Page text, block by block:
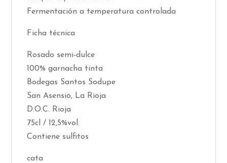
Fermentación a temperatura controlada
Ficha técnica
Rosado semi-dulce
100% garnacha tinta
Bodegas Santos Sodupe
San Asensio, La Rioja
D.O.C. Rioja
75cl / 12,5%vol.
Contiene sulfitos
cata